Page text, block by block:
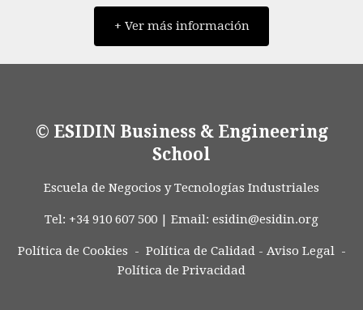
+ Ver más información
© ESIDIN Business & Engineering
School
Escuela de Negocios y Tecnologías Industriales
Tel: +34 910 607 500 | Email: esidin@esidin.org
Política de Cookies - Política de Calidad- Aviso Legal-
Política de Privacidad